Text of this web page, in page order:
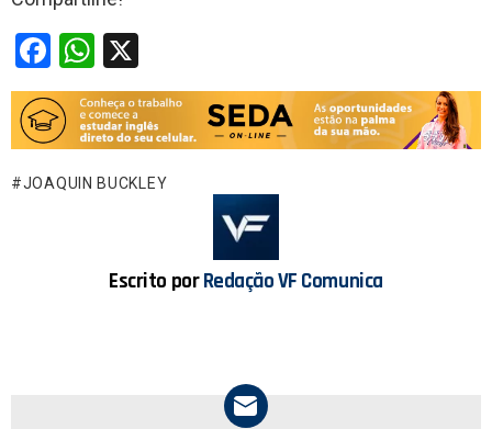
F
a
ce
b
o
W
h
at
s
A
JOAQUIN BUCKLEY
Escrito porRedação VF Comunica